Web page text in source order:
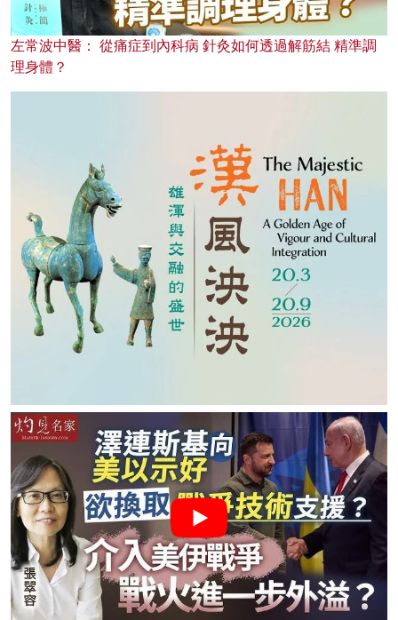
左常波中醫： 從痛症到內科病 針灸如何透過解筋結 精準調
理身體？